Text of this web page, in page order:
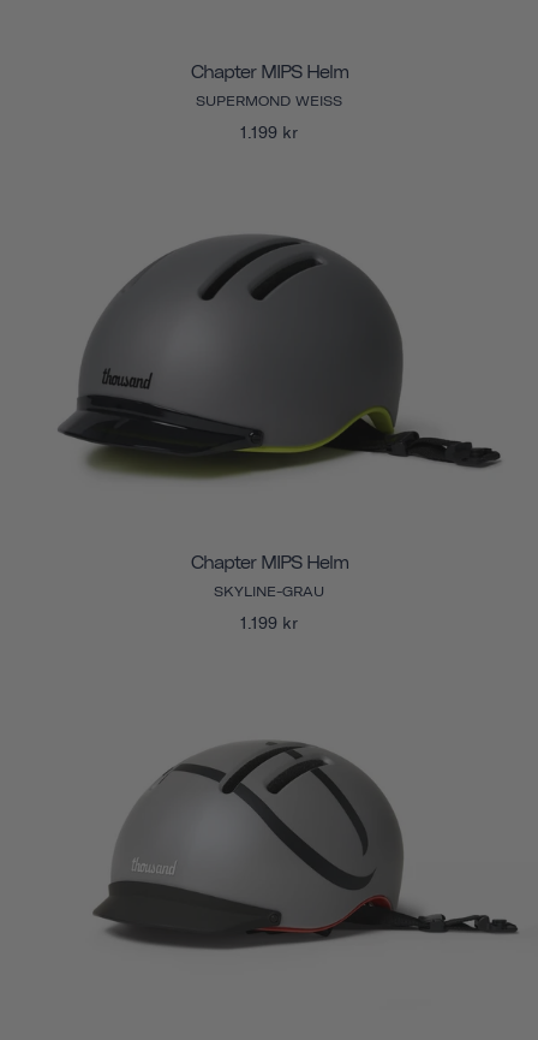
Chapter MIPS Helm
SUPERMOND WEISS
1.199 kr
Chapter MIPS Helm
SKYLINE-GRAU
1.199 kr